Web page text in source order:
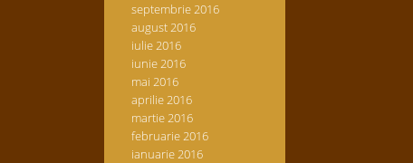
septembrie 2016
august 2016
iulie 2016
iunie 2016
mai 2016
aprilie 2016
martie 2016
februarie 2016
ianuarie 2016